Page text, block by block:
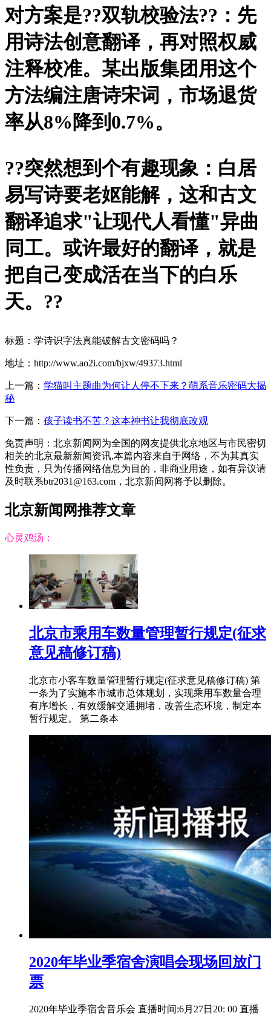
对方案是??双轨校验法??：先
用诗法创意翻译，再对照权威
注释校准。某出版集团用这个
方法编注唐诗宋词，市场退货
率从8%降到0.7%。
??突然想到个有趣现象：白居
易写诗要老妪能解，这和古文
翻译追求"让现代人看懂"异曲
同工。或许最好的翻译，就是
把自己变成活在当下的白乐
天。??
标题：学诗识字法真能破解古文密码吗？
地址：http://www.ao2i.com/bjxw/49373.html
上一篇： 学猫叫主题曲为何让人停不下来？萌系音乐密码大揭
秘
下一篇： 孩子读书不苦？这本神书让我彻底改观
免责声明：北京新闻网为全国的网友提供北京地区与市民密切
相关的北京最新新闻资讯,本篇内容来自于网络，不为其真实
性负责，只为传播网络信息为目的，非商业用途，如有异议请
及时联系btr2031@163.com，北京新闻网将予以删除。
北京新闻网推荐文章
心灵鸡汤：
北京市乘用车数量管理暂行规定(征求
意见稿修订稿)
北京市小客车数量管理暂行规定(征求意见稿修订稿) 第
一条为了实施本市城市总体规划，实现乘用车数量合理
有序增长，有效缓解交通拥堵，改善生态环境，制定本
暂行规定。 第二条本
2020年毕业季宿舍演唱会现场回放门
票
2020年毕业季宿舍音乐会 直播时间:6月27日20: 00 直播